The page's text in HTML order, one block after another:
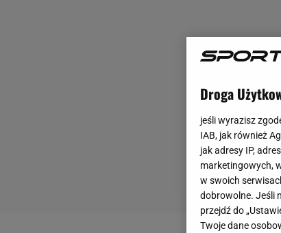
Droga
jeśli wyrazisz
IAB, jak również
jak adresy IP,
marketingowych,
w swoich
dobrowolne. Jeśli
przejdź do
Twoje dane